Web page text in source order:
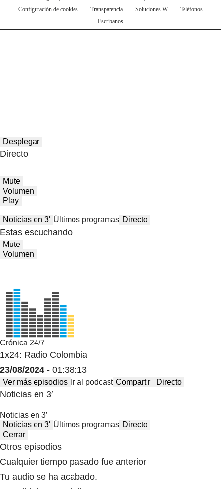
Configuración de cookies
Transparencia Soluciones W
Teléfonos
Escríbanos
Desplegar
Directo
Mute
Volumen
Play
Noticias en 3′ Últimos programas Directo
Estas escuchando
Mute
Volumen
Crónica 24/7
1x24: Radio Colombia
23/08/2024 - 01:38:13
Ver más episodios Ir al podcast Compartir Directo
Noticias en 3′
Noticias en 3′
Noticias en 3′ Últimos programas Directo
Cerrar
Otros episodios
Cualquier tiempo pasado fue anterior
Tu audio se ha acabado.